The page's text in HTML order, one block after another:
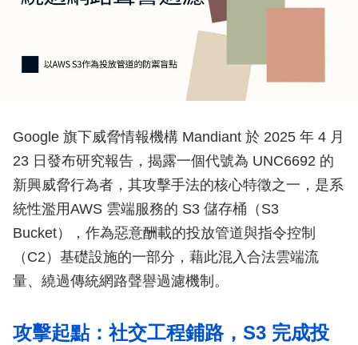
Google 旗下威脅情報機構 Mandiant 於 2025 年 4 月
23 日發布研究報告，揭露一個代號為 UNC6692 的
新興威脅行為者，其攻擊手法的核心特徵之一，是系
統性濫用AWS 雲端服務的 S3 儲存桶（S3
Bucket），作為惡意酬載的投放管道與指令控制
（C2）基礎設施的一部分，藉此混入合法雲端流
量、繞過傳統網路聲譽過濾機制。
攻擊起點：社交工程鋪路，S3 完成投